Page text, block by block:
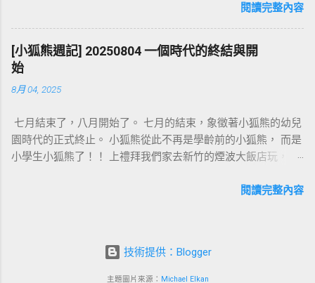
這篇文章講的是：孩子想聽父母唸書，但父母懶得唸，孩子也
困擾是：我想要唸書給孩子聽，但孩子寧可自己看書也不想要
我唸。 癥結點在於「父母想，孩子不想」 情況正好相反， 所
以這篇文章對我來說幫助不大😅 不過這篇文讓我意識到了在
「親子共讀」這件事上， 原來有兩種截然不同的出發點。 第一
本給孩子聽；等孩子上小學識字後，就不念了。」 我感覺這種
家長視唸書為一種代工： 孩子做不到的事，暫時由父母代勞。
所以孩子還不識字的時候，就由父母幫忙唸出來。等到孩子識
在親子共讀的時候，我的目標從來沒有放在識字上。 我的野心
幫你把書上的文字都辨識出來並唸出來。 但比起代工唸書，我
在親子共讀的時候做得更多的其實是藉此展示我看待這個世界
的視角， 也展現出我在思考時的批判性思維與論證。 或是也可
閱讀完整內容
[小狐熊週記] 20250804 一個時代的終結與開
始
8月 04, 2025
七月結束了，八月開始了。 七月的結束，象徵著小狐熊的幼兒
園時代的正式終止。 小狐熊從此不再是學齡前的小狐熊， 而是
小學生小狐熊了！！ 上禮拜我們家去新竹的煙波大飯店玩， 這
常多帶小孩來玩的家庭。 就在我跟小狐熊一起在室內樂園玩的
題。 但兒童遊具真的就是設計給兒童的， 當他們可以直立拔腿
奔跑的時候，我只能彎著腰勉強前進。 他們可以咻的一下穿過
閱讀完整內容
技術提供：Blogger
主題圖片來源： Michael Elkan